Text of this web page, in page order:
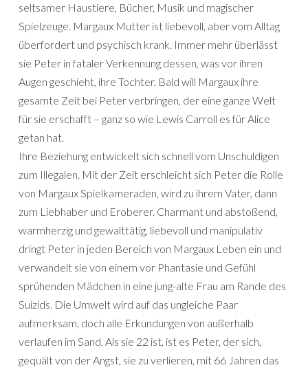
seltsamer Haustiere, Bücher, Musik und magischer
Spielzeuge. Margaux Mutter ist liebevoll, aber vom Alltag
überfordert und psychisch krank. Immer mehr überlässt
sie Peter in fataler Verkennung dessen, was vor ihren
Augen geschieht, ihre Tochter. Bald will Margaux ihre
gesamte Zeit bei Peter verbringen, der eine ganze Welt
für sie erschafft – ganz so wie Lewis Carroll es für Alice
getan hat.
Ihre Beziehung entwickelt sich schnell vom Unschuldigen
zum Illegalen. Mit der Zeit erschleicht sich Peter die Rolle
von Margaux Spielkameraden, wird zu ihrem Vater, dann
zum Liebhaber und Eroberer. Charmant und abstoßend,
warmherzig und gewalttätig, liebevoll und manipulativ
dringt Peter in jeden Bereich von Margaux Leben ein und
verwandelt sie von einem vor Phantasie und Gefühl
sprühenden Mädchen in eine jung-alte Frau am Rande des
Suizids. Die Umwelt wird auf das ungleiche Paar
aufmerksam, doch alle Erkundungen von außerhalb
verlaufen im Sand. Als sie 22 ist, ist es Peter, der sich,
gequält von der Angst, sie zu verlieren, mit 66 Jahren das